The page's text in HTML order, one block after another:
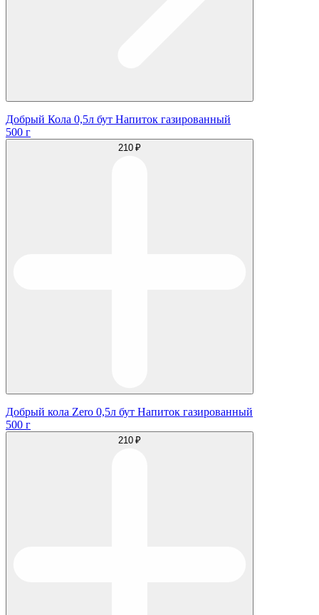
Добрый Кола 0,5л бут Напиток газированный
500 г
210 ₽
Добрый кола Zero 0,5л бут Напиток газированный
500 г
210 ₽